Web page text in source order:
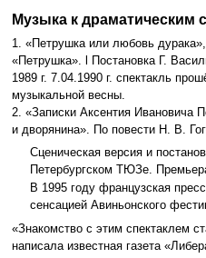
Музыка к драматическим
1. «Петрушка или любовь
«Петрушка». l Постановка Г.
1989 г. 7.04.1990 г. спектакль
музыкальной весны.
2. «Записки Аксентия Ивановича
и дворянина». По повести Н. В.
Сценическая версия и
Петербургском ТЮЗе.
В 1995 году французская
сенсацией Авиньонского
«Знакомство с этим спектаклем
написала известная газета